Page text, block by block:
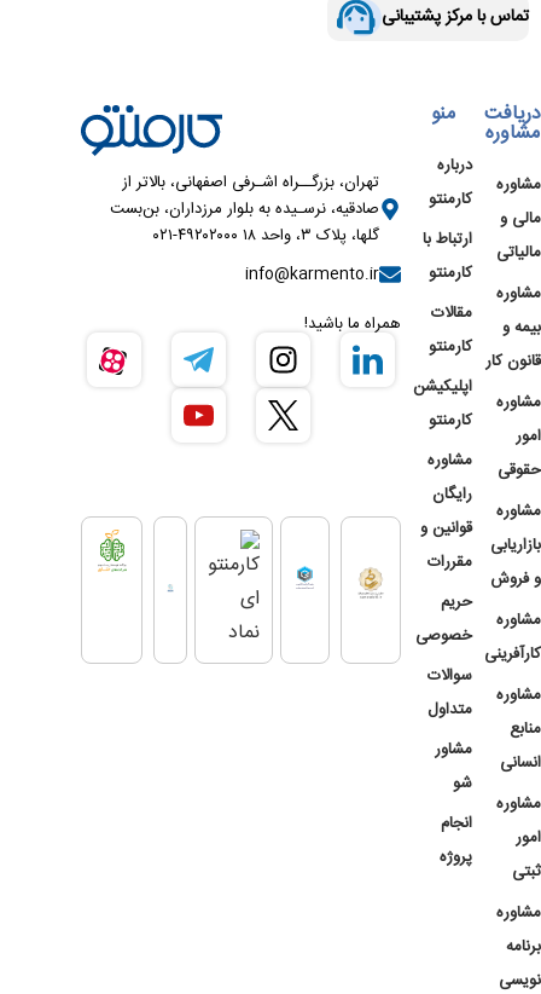
تماس با مرکز پشتیبانی
دریافت
مشاوره
مشاوره
مالی و
مالیاتی
مشاوره
بیمه و
قانون کار
مشاوره
امور
حقوقی
مشاوره
بازاریابی
و فروش
مشاوره
کارآفرینی
مشاوره
منابع
انسانی
مشاوره
امور
ثبتی
مشاوره
برنامه
نویسی
منو
درباره
کارمنتو
ارتباط با
کارمنتو
مقالات
کارمنتو
اپلیکیشن
کارمنتو
مشاوره
رایگان
قوانین و
مقررات
حریم
خصوصی
سوالات
متداول
مشاور
شو
انجام
پروژه
تهران، بزرگــراه اشـرفی اصفهانی، بالاتر از
صادقیه، نرسـیده به بلوار مرزداران، بن‌بست
گلها، پلاک ۳، واحد ۱۸ ۴۹۲۰۲۰۰۰-۰۲۱
info@karmento.ir
همراه ما باشید!